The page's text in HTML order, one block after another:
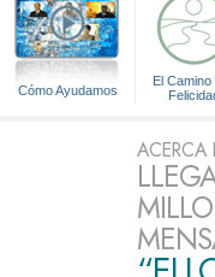
Cómo Ayudamos
El Camino
ACERCA